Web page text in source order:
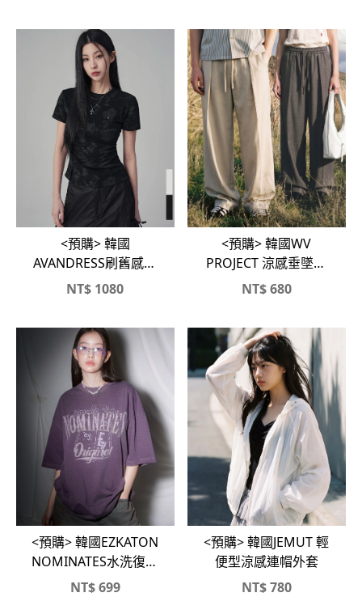
<預購> 韓國
AVANDRESS刷舊感紋
理修身短T🖤🤍
NT$ 1080
<預購> 韓國WV
PROJECT 涼感垂墜前
摺寬褲
NT$680
<預購> 韓國EZKATON
NOMINATES水洗復古
感純棉短T
NT$699
<預購> 韓國JEMUT 輕
便型涼感連帽外套
NT$780